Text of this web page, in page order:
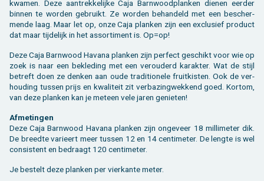
kwa­men. Deze aan­trek­ke­lij­ke Caja Barn­wood­plan­ken die­nen eer­der
bin­nen te wor­den ge­bruikt. Ze wor­den be­han­deld met een be­scher­
men­de laag. Maar let op, onze Caja plan­ken zijn een ex­clu­sief pro­duct
dat maar tij­de­lijk in het as­sor­ti­ment is. Op=op!
Deze Caja Barn­wood Ha­va­na plan­ken zijn per­fect ge­schikt voor wie op
zoek is naar een be­kle­ding met een ver­ou­derd ka­rak­ter. Wat de stijl
be­treft doen ze den­ken aan oude tra­di­ti­o­ne­le fruit­kis­ten. Ook de ver­
hou­ding tus­sen prijs en kwa­li­teit zit ver­ba­zing­wek­kend goed. Kort­om,
van deze plan­ken kan je met­een vele jaren ge­nie­ten!
Af­me­tin­gen
Deze Caja Barn­wood Ha­va­na plan­ken zijn on­ge­veer 18 mil­li­me­ter dik.
De breed­te va­ri­eert meer tus­sen 12 en 14 cen­ti­me­ter. De leng­te is wel
con­sis­tent en be­draagt 120 cen­ti­me­ter.
Je be­stelt deze plan­ken per vier­kan­te meter.